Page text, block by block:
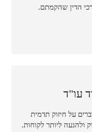
הדין שהקמתם.
על חיזוק תדמית
ולהגעה ליותר לקוחות.